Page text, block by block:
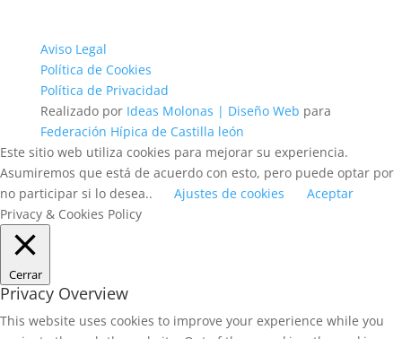
Aviso Legal
Política de Cookies
Política de Privacidad
Realizado por Ideas Molonas | Diseño Web para
Federación Hípica de Castilla león
Este sitio web utiliza cookies para mejorar su experiencia.
Asumiremos que está de acuerdo con esto, pero puede optar por
no participar si lo desea..
Ajustes de cookies
Aceptar
Privacy & Cookies Policy
Cerrar
Privacy Overview
This website uses cookies to improve your experience while you